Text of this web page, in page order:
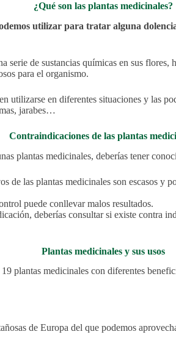
¿Qué son las plantas medicinales?
utilizar para tratar alguna
serie de sustancias químicas en sus
para el organismo.
utilizarse en diferentes situaciones y las
jarabes…
Contraindicaciones de las plantas
plantas medicinales, deberías tener
de las plantas medicinales son escasos y
puede conllevar malos resultados.
deberías consultar si existe contra
Plantas medicinales y sus usos
plantas medicinales con diferentes
de Europa del que podemos